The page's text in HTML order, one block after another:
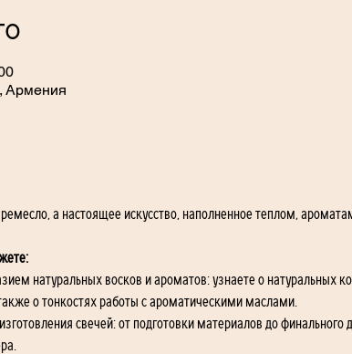
Армения
а настоящее искусство, наполненное теплом,
натуральных восков и ароматов: узнаете о натуральных
о тонкостях работы с ароматическими маслами.
свечей: от подготовки материалов до